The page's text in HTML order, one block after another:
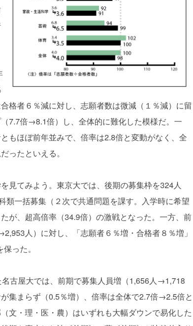
格者６％減に対し、志願者数は微減（１％減）に留
7.7倍→8.1倍）し、全体的に難化した模様だ。一
もほぼ前年並みで、倍率は2.8倍と変動がなく、全
ったといえる。
見てみよう。東京大では、後期の募集枠を324人
類一括募集（２次で共通問題を課す。入学時に希望
が、超高倍率（34.9倍）の激戦となった。一方、前
人）に対し、「志願者６％増・合格者８％増」
った。
古屋大では、前期で募集人員増（1,656人→1,718
集まらず（0.5％増）、倍率は全体で2.7倍→2.5倍と
文・理・医・農）はいずれも大幅ダウンで易化した